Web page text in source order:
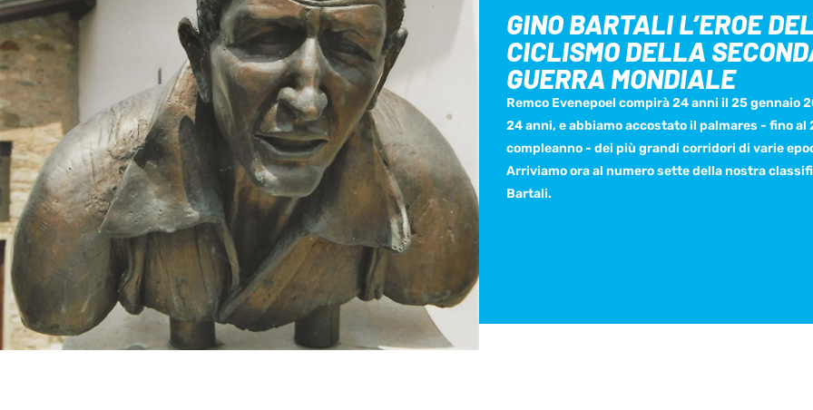
GINO BARTALI L’EROE DEL
CICLISMO DELLA
GUERRA MONDIALE
Remco Evenepoel compirà 24 anni il 25 gennaio
24 anni, e abbiamo accostato il palmares - fino al
compleanno - dei più grandi corridori di varie
Arriviamo ora al numero sette della nostra
Bartali.